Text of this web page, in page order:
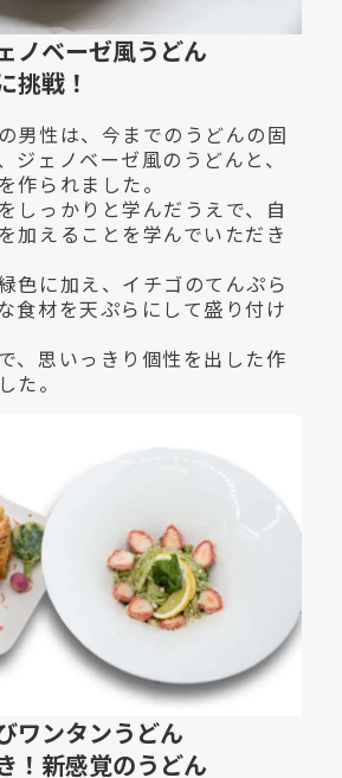
ノベーゼ風うどん
挑戦！
男性は、今までのうどんの固
ジェノベーゼ風のうどんと、
作られました。
しっかりと学んだうえで、自
加えることを学んでいただき
色に加え、イチゴのてんぷら
食材を天ぷらにして盛り付け
、思いっきり個性を出した作
た。
ワンタンうどん
！新感覚のうどん